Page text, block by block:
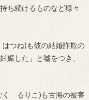
ち続けるものなど様々
つね)も彼の結婚詐欺の
娠した」と嘘をつき、
く るりこ)も古海の被害